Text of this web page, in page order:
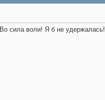
сила воли! Я б не удержалась!